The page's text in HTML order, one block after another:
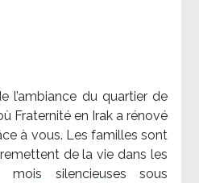
l’ambiance du quartier de
Fraternité en Irak a rénové
à vous. Les familles sont
de la vie dans les
mois silencieuses sous